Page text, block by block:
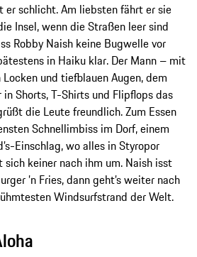
er schlicht. Am liebsten fährt er sie
Insel, wenn die Straßen leer sind
Robby Naish keine Bugwelle vor
in Haiku klar. Der Mann – mit
und tiefblauen Augen, dem
Shorts, T-Shirts und Flipflops das
die Leute freundlich. Zum Essen
Schnellimbiss im Dorf, einem
Einschlag, wo alles in Styropor
keiner nach ihm um. Naish isst
’n Fries, dann geht’s weiter nach
Windsurfstrand der Welt.